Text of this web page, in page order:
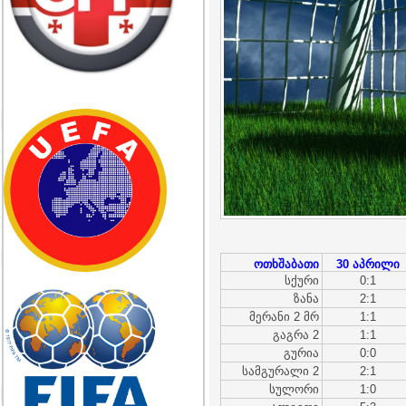
ოთხშაბათი
30 აპრილი
სქური
0:1
ზანა
2:1
მერანი 2 მრ
1:1
გაგრა 2
1:1
გურია
0:0
სამგურალი 2
2:1
სულორი
1:0